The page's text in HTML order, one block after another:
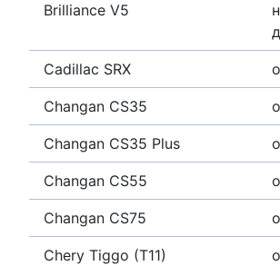
Brilliance V5
Cadillac SRX
Changan CS35
Changan CS35 Plus
Changan CS55
Changan CS75
Chery Tiggo (T11)